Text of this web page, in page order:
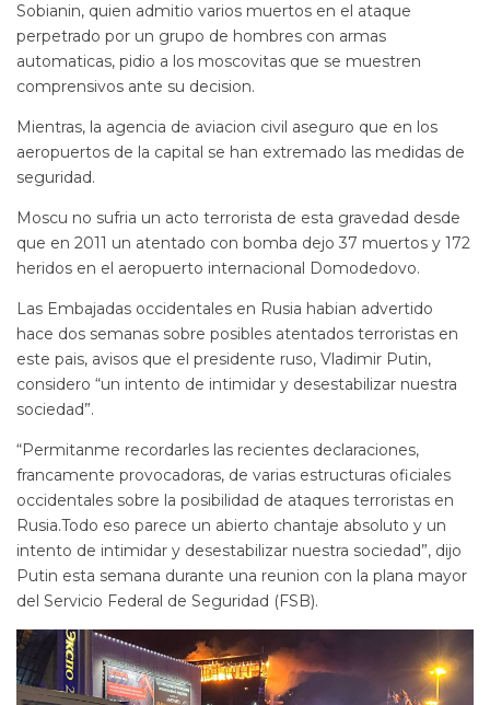
Sobianin, quien admitio varios muertos en el ataque
perpetrado por un grupo de hombres con armas
automaticas, pidio a los moscovitas que se muestren
comprensivos ante su decision.
Mientras, la agencia de aviacion civil aseguro que en los
aeropuertos de la capital se han extremado las medidas de
seguridad.
Moscu no sufria un acto terrorista de esta gravedad desde
que en 2011 un atentado con bomba dejo 37 muertos y 172
heridos en el aeropuerto internacional Domodedovo.
Las Embajadas occidentales en Rusia habian advertido
hace dos semanas sobre posibles atentados terroristas en
este pais, avisos que el presidente ruso, Vladimir Putin,
considero “un intento de intimidar y desestabilizar nuestra
sociedad”.
“Permitanme recordarles las recientes declaraciones,
francamente provocadoras, de varias estructuras oficiales
occidentales sobre la posibilidad de ataques terroristas en
Rusia.Todo eso parece un abierto chantaje absoluto y un
intento de intimidar y desestabilizar nuestra sociedad”, dijo
Putin esta semana durante una reunion con la plana mayor
del Servicio Federal de Seguridad (FSB).